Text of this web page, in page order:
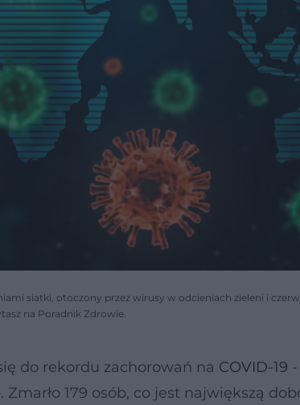
siatki, otoczony przez wirusy w odcieniach zieleni i
na Poradnik Zdrowie.
do rekordu zachorowań na COVID-19
Zmarło 179 osób, co jest największą